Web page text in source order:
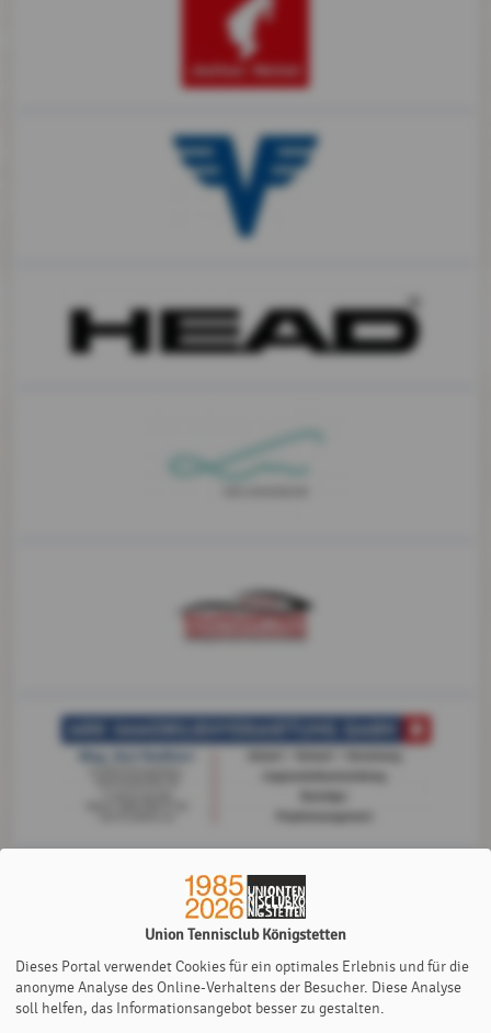
Union Tennisclub Königstetten
Dieses Portal verwendet Cookies für ein optimales Erlebnis und für die
anonyme Analyse des Online-Verhaltens der Besucher. Diese Analyse
soll helfen, das Informationsangebot besser zu gestalten.